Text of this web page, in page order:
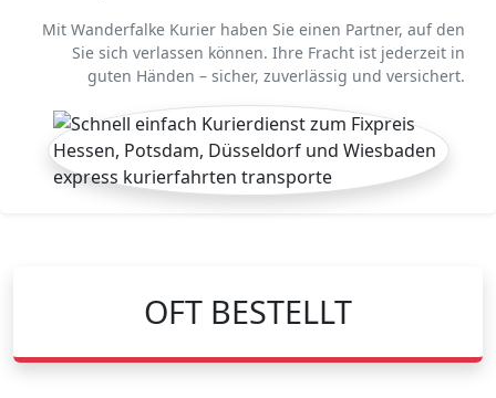
Mit Wanderfalke Kurier haben Sie einen Partner, auf den
Sie sich verlassen können. Ihre Fracht ist jederzeit in
guten Händen – sicher, zuverlässig und versichert.
OFT BESTELLT